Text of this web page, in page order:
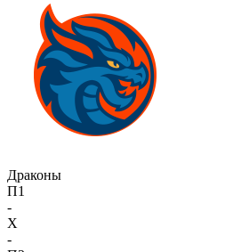
Драконы
П1
-
X
-